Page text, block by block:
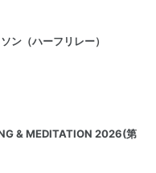
ン（ハーフリレー）
& MEDITATION 2026(第